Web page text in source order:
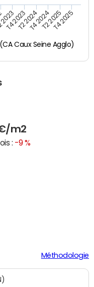
Caux Seine Agglo)
T4 2023T2 2024T4 2024T2 2025T4 2025
m2
: -9 %
Méthodologie